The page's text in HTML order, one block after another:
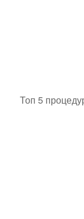
Топ 5